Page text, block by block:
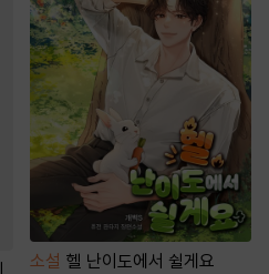
소설 헬 난이도에서 쉴게요